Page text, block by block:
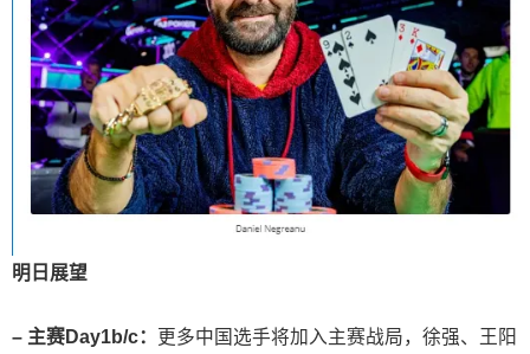
明日展望
– 主赛Day1b/c：
更多中国选手将加入主赛战局，徐强、王阳